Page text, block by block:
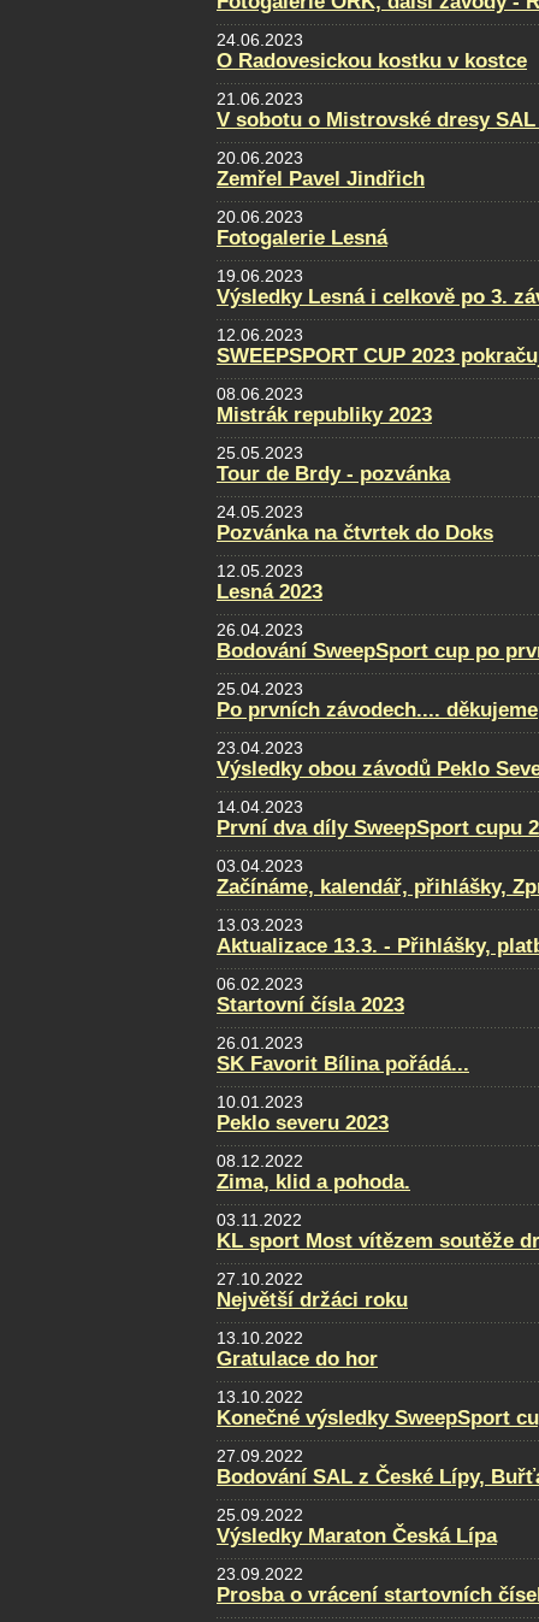
24.06.2023
O Radovesickou kostku v kostce
21.06.2023
V sobotu o Mistrovské dresy
20.06.2023
Zemřel Pavel Jindřich
20.06.2023
Fotogalerie Lesná
19.06.2023
Výsledky Lesná i celkově po 3.
12.06.2023
SWEEPSPORT CUP 2023
08.06.2023
Mistrák republiky 2023
25.05.2023
Tour de Brdy - pozvánka
24.05.2023
Pozvánka na čtvrtek do Doks
12.05.2023
Lesná 2023
26.04.2023
Bodování SweepSport cup po
25.04.2023
Po prvních závodech.... děkujeme
23.04.2023
Výsledky obou závodů Peklo
14.04.2023
První dva díly SweepSport cupu
03.04.2023
Začínáme, kalendář, přihlášky,
13.03.2023
Aktualizace 13.3. - Přihlášky,
06.02.2023
Startovní čísla 2023
26.01.2023
SK Favorit Bílina pořádá...
10.01.2023
Peklo severu 2023
08.12.2022
Zima, klid a pohoda.
03.11.2022
KL sport Most vítězem soutěže
27.10.2022
Největší držáci roku
13.10.2022
Gratulace do hor
13.10.2022
Konečné výsledky SweepSport
27.09.2022
Bodování SAL z České Lípy,
25.09.2022
Výsledky Maraton Česká Lípa
23.09.2022
Prosba o vrácení startovních